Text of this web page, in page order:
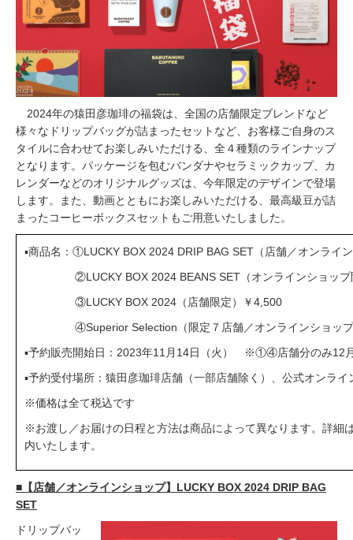
2024年の猿田彦珈琲の福袋は、全国の店舗限定ブレンドなど
様々なドリップバッグが詰まったセットなど、お客様ご自身のス
タイルに合わせてお楽しみいただける、全４種類のラインナップ
となります。パッケージを包むバンダナやセラミックカップ、カ
レンダーなどのオリジナルグッズは、今年限定のデザインで登場
します。また、動画とともにお楽しみいただける、最高級豆が詰
まったコーヒーボックスセットもご用意いたしました。
▪️商品名：①LUCKY BOX 2024 DRIP BAG SET（店舗／オンライ
②LUCKY BOX 2024 BEANS SET（オンラインショップ
③LUCKY BOX 2024（店舗限定）￥4,500
④Superior Selection（限定７店舗／オンラインショップ
▪️予約販売開始日：2023年11月14日（火） ※①④店舗分のみ12
▪️予約受付場所：猿田彦珈琲店舗（一部店舗除く）、公式オンラ
※価格は全て税込です
※お渡し／お届けの日程と方法は商品によって異なります。詳細
内いたします。
■【店舗／オンラインショップ】LUCKY BOX 2024 DRIP BAG
SET
ドリップバッ